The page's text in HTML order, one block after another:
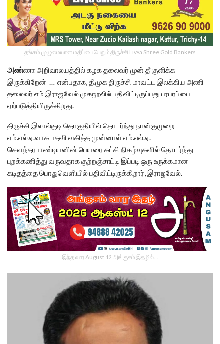
தங்கம் முழுமையான மதிப்பை பெறும் திருச்சி Livya Shree Gold Bankers
அண்ணா அறிவாலயத்தில் கழக தலைவர் முன் தீ குளிக்க
இருக்கிறேன் … என்பதாக, திமுக திருச்சி மாவட்ட இலக்கிய அணி
தலைவர் எம் இராஜவேல் முகநூலில் பதிவிட்டிருப்பது பரபரப்பை
ஏற்படுத்தியிருக்கிறது.
திருச்சி இலால்குடி தொகுதியில் தொடர்ந்து நான்குமுறை
எம்.எல்.ஏ.வாக பதவி வகித்த முன்னாள் எம்.எல்.ஏ.
சௌந்தரபாண்டியனின் பெயரை கட்சி நிகழ்வுகளில் தொடர்ந்து
புறக்கணித்து வருவதாக குற்றஞ்சாட்டி இப்படி ஒரு உருக்கமான
கடிதத்தை பொதுவெளியில் பதிவிட்டிருக்கிறார், இராஜவேல்.
இந்த வார August 12 அங்குசம் இதழில்…